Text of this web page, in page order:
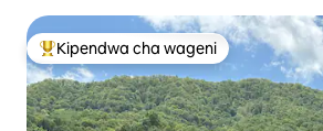
Kipendwa maarufu cha wageni
Kipendwa cha wageni